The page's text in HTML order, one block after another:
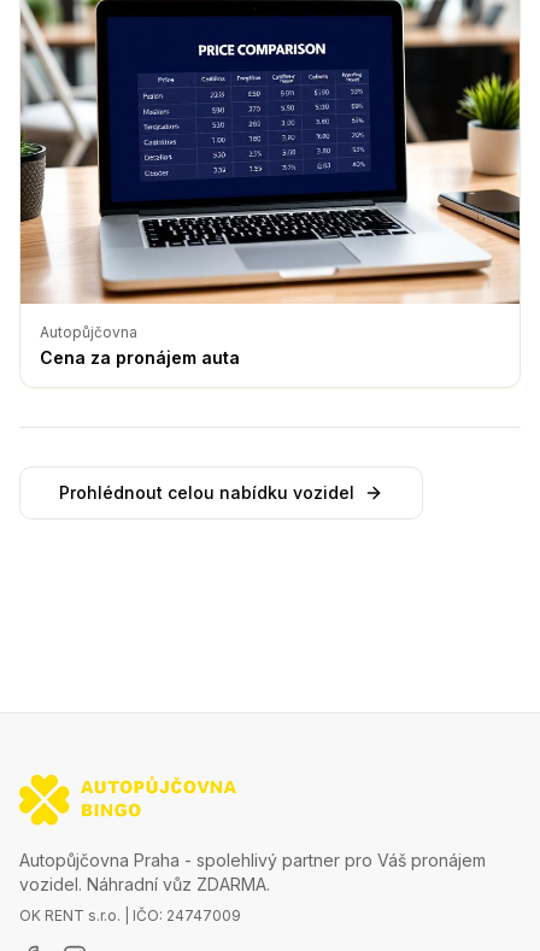
Autopůjčovna
Cena za pronájem auta
Prohlédnout celou nabídku vozidel
Autopůjčovna Praha - spolehlivý partner pro Váš pronájem
vozidel. Náhradní vůz ZDARMA.
OK RENT s.r.o. | IČO: 24747009